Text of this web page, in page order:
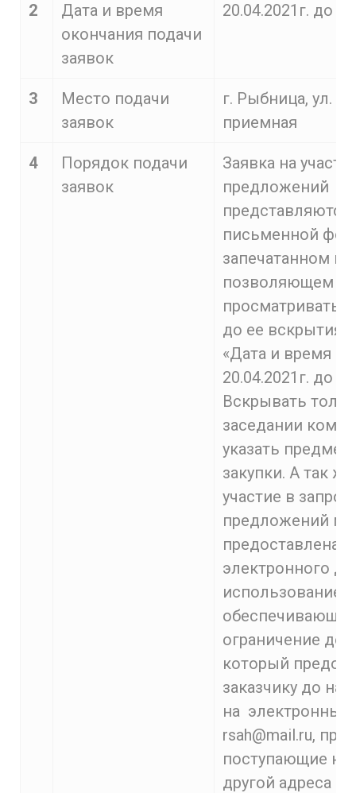
2
Дата и время
окончания подачи
заявок
20.04.2021г. до
3
Место подачи
заявок
г. Рыбница, ул.
приемная
4
Порядок подачи
заявок
Заявка на
предложений
представляются
письменной
запечатанном
позволяющем
просматривать
до ее вскрытия
«Дата и время
20.04.2021г. до
Вскрывать
заседании
указать
закупки. А так
участие в
предложений
предоставлена
электронного
использованием
ограничение
который
заказчику до
на электронный
rsah@mail.ru,
поступающие
другой адреса